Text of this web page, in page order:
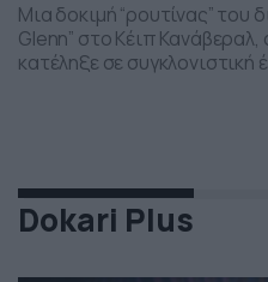
Μια δοκιμή “ρουτίνας” του
Glenn” στο Κέιπ
κατέληξε σε
εκπρόσωποι της […]
Dokari Plus